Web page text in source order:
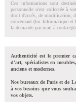
Ces informations sont
personnelle n'est collectée à
droit d'accés, de modification,
concernant (loi Informatique et
la demande par mail à
Authenticité est le premier
d'art, spécialistes en
anciens et modernes.
Nos bureaux de Paris et de
à vos besoins que vous
vos objets.